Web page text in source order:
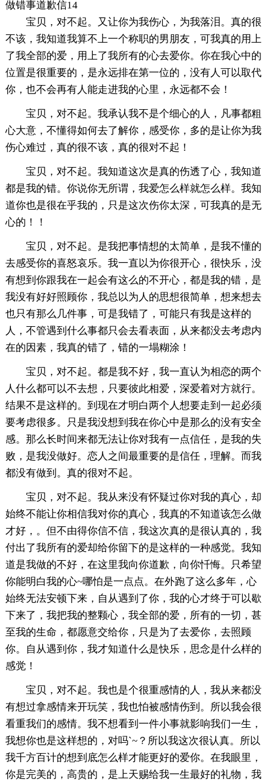
做错事道歉信14
宝贝，对不起。又让你为我伤心，为我落泪。真的很
不该，我知道我算不上一个称职的男朋友，可我真的用上
了我全部的爱，用上了我所有的心去爱你。你在我心中的
位置是很重要的，是永远排在第一位的，没有人可以取代
你，也不会再有人能走进我的心里，永远都不会！
宝贝，对不起。我承认我不是个细心的人，凡事都粗
心大意，不懂得如何去了解你，感受你，多的是让你为我
伤心难过，真的很不该，真的很对不起！
宝贝，对不起。我知道这次是真的伤透了心，我知道
都是我的错。你说你无所谓，我爱怎么样就怎么样。我知
道你也是很在乎我的，只是这次伤你太深，可我真的是无
心的！！
宝贝，对不起。是我把事情想的太简单，是我不懂的
去感受你的喜怒哀乐。我一直以为你很开心，很快乐，没
有想到你跟我在一起会有这么的不开心，都是我的错，是
我没有好好照顾你，我总以为人的思想很简单，想来想去
也只有那么几件事，可是我错了，可能只有我是这样的
人，不管遇到什么事都只会去看表面，从来都没去考虑内
在的因素，我真的错了，错的一塌糊涂！
宝贝，对不起。都是我不好，我一直认为相恋的两个
人什么都可以不去想，只要彼此相爱，深爱着对方就行。
结果不是这样的。到现在才明白两个人想要走到一起必须
要考虑很多。只是我没想到我在你心中是那么的没有安全
感。那么长时间来都无法让你对我有一点信任，是我的失
败，是我没做好。恋人之间最重要的是信任，理解。而我
都没有做到。真的很对不起。
宝贝，对不起。我从来没有怀疑过你对我的真心，却
始终不能让你相信我对你的真心，我真的不知道该怎么做
才好，。但不由得你信不信，我这次真的是很认真的，我
付出了我所有的爱却给你留下的是这样的一种感觉。我知
道是我做的不好，在这里我向你道歉，向你忏悔。只希望
你能明白我的心~哪怕是一点点。在外跑了这么多年，心
始终无法安顿下来，自从遇到了你，我的心才终于可以歇
下来了，我把我的整颗心，我全部的爱，所有的一切，甚
至我的生命，都愿意交给你，只是为了去爱你，去照顾
你。自从遇到你，我才知道什么是快乐，思念是什么样的
感觉！
宝贝，对不起。我也是个很重感情的人，我从来都没
有想过拿感情来开玩笑，我也怕被感情伤到。所以我会很
看重我们的感情。我不想看到一件小事就影响我们一生，
我想你也是这样想的，对吗`~？所以我这次很认真。所以
我千方百计的想到底怎么样才能更好的爱你。在我眼里，
你是完美的，高贵的，是上天赐给我一生最好的礼物，我